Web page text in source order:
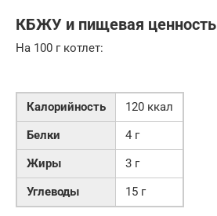
КБЖУ и пищевая ценность
На 100 г котлет:
Калорийность
120 ккал
Белки
4 г
Жиры
3 г
Углеводы
15 г